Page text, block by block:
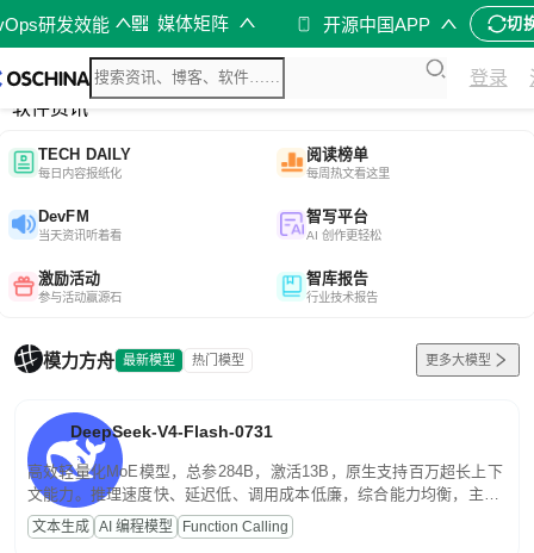
研发效能 媒体矩阵 开源中国APP 切
登录
综合
开源资讯
软件资讯
TECH DAILY
每日内容报纸化
阅读榜单
每周热文看这里
DevFM
当天资讯听着看
智写平台
AI 创作更轻松
激励活动
参与活动赢源石
智库报告
行业技术报告
模力方舟 最新模型 热门模型 更多大模型
DeepSeek-V4-Flash-0731
高效轻量化MoE模型，总参284B，激活13B，原生支持百万超长上下
文能力。推理速度快、延迟低、调用成本低廉，综合能力均衡，主打
高并发、轻量化任务，适合日常对话、内容创作、基础 RAG、批量
文案处理等普惠刚需场景。
文本生成 AI 编程模型 Function Calling